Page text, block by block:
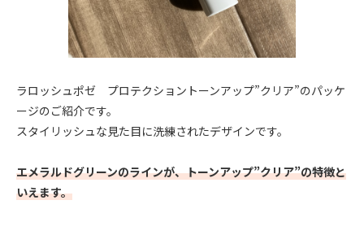
ラロッシュポゼ プロテクショントーンアップ”クリア”のパッケ
ージのご紹介です。
スタイリッシュな見た目に洗練されたデザインです。
エメラルドグリーンのラインが、トーンアップ”クリア”の特徴と
いえます。